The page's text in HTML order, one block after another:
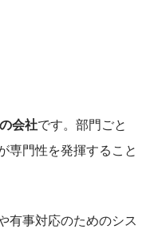
会社です。部門ごと
専門性を発揮すること
有事対応のためのシス